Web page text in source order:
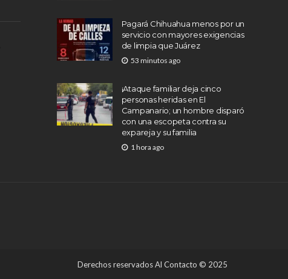
Pagará Chihuahua menos por un
servicio con mayores exigencias
de limpia que Juárez
53 minutos ago
¡Ataque familiar deja cinco
personas heridas en El
Campanario; un hombre disparó
con una escopeta contra su
expareja y su familia
1 hora ago
Derechos reservados Al Contacto © 2025